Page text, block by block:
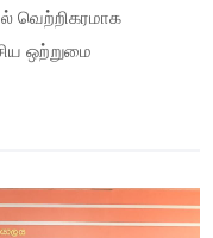
வெற்றிகரமாக
ஒற்றுமை